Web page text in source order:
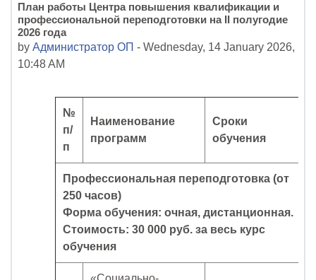
План работы Центра повышения квалификации и
профессиональной переподготовки на II полугодие
2026 года
by Администратор ОП - Wednesday, 14 January 2026,
10:48 AM
№
п/
п
Наименование
программ
Сроки
обучения
Профессиональная переподготовка (от
250 часов)
Форма обучения: очная, дистанционная.
Стоимость: 30 000 руб. за весь курс
обучения